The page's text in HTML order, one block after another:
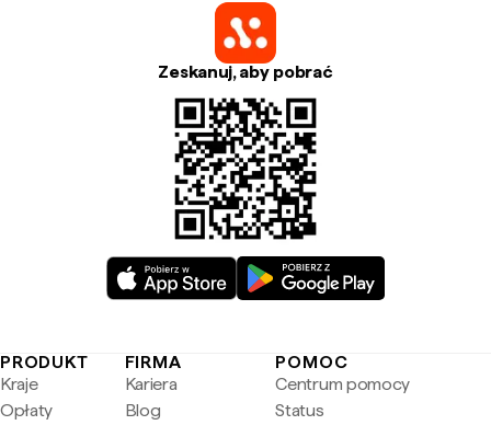
Zeskanuj, aby pobrać
PRODUKT
Kraje
Opłaty
FIRMA
Kariera
Blog
POMOC
Centrum pomocy
Status